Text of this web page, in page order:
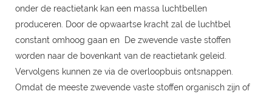
onder de reactietank kan een massa luchtbellen
produceren. Door de opwaartse kracht zal de luchtbel
constant omhoog gaan en De zwevende vaste stoffen
worden naar de bovenkant van de reactietank geleid.
Vervolgens kunnen ze via de overloopbuis ontsnappen.
Omdat de meeste zwevende vaste stoffen organisch zijn of